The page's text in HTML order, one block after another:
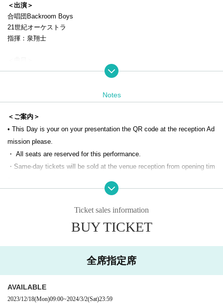
＜出演＞
合唱団Backroom Boys
21世紀オーケストラ
指揮：泉翔士
信じる／虹／大切なもの／旅立ちの日に／Believe／心の瞳／COSMOS
※都合により変更となる場合がございます。
お問い合わせ：info@artandarts.jp
Notes
＜ご案内＞
• This Day is your on your presentation the QR code at the reception Ad
mission please.
・ All seats are reserved for this performance.
・Same-day tickets will be sold at the venue reception from opening tim
・Please refrain from entering preschool children.
seases. Please take advantage of it.
・Please refrain from visiting if you are not feeling well.
・Please hand letters and presents to the staff at the reception. Please
Ticket sales information
BUY TICKET
全席指定席
AVAILABLE
2023/12/18(Mon)09:00~2024/3/2(Sat)23:59